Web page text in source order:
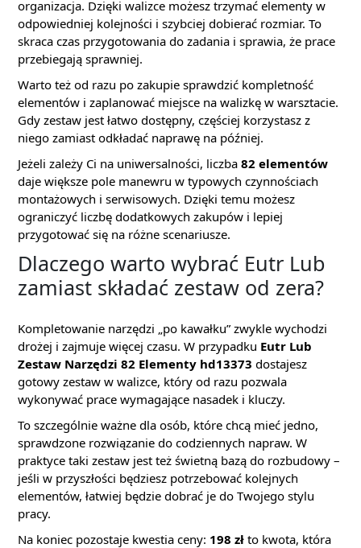
organizacja. Dzięki walizce możesz trzymać elementy w
odpowiedniej kolejności i szybciej dobierać rozmiar. To
skraca czas przygotowania do zadania i sprawia, że prace
przebiegają sprawniej.
Warto też od razu po zakupie sprawdzić kompletność
elementów i zaplanować miejsce na walizkę w warsztacie.
Gdy zestaw jest łatwo dostępny, częściej korzystasz z
niego zamiast odkładać naprawę na później.
Jeżeli zależy Ci na uniwersalności, liczba 82 elementów
daje większe pole manewru w typowych czynnościach
montażowych i serwisowych. Dzięki temu możesz
ograniczyć liczbę dodatkowych zakupów i lepiej
przygotować się na różne scenariusze.
Dlaczego warto wybrać Eutr Lub
zamiast składać zestaw od zera?
Kompletowanie narzędzi „po kawałku” zwykle wychodzi
drożej i zajmuje więcej czasu. W przypadku Eutr Lub
Zestaw Narzędzi 82 Elementy hd13373 dostajesz
gotowy zestaw w walizce, który od razu pozwala
wykonywać prace wymagające nasadek i kluczy.
To szczególnie ważne dla osób, które chcą mieć jedno,
sprawdzone rozwiązanie do codziennych napraw. W
praktyce taki zestaw jest też świetną bazą do rozbudowy –
jeśli w przyszłości będziesz potrzebować kolejnych
elementów, łatwiej będzie dobrać je do Twojego stylu
pracy.
Na koniec pozostaje kwestia ceny: 198 zł to kwota, która